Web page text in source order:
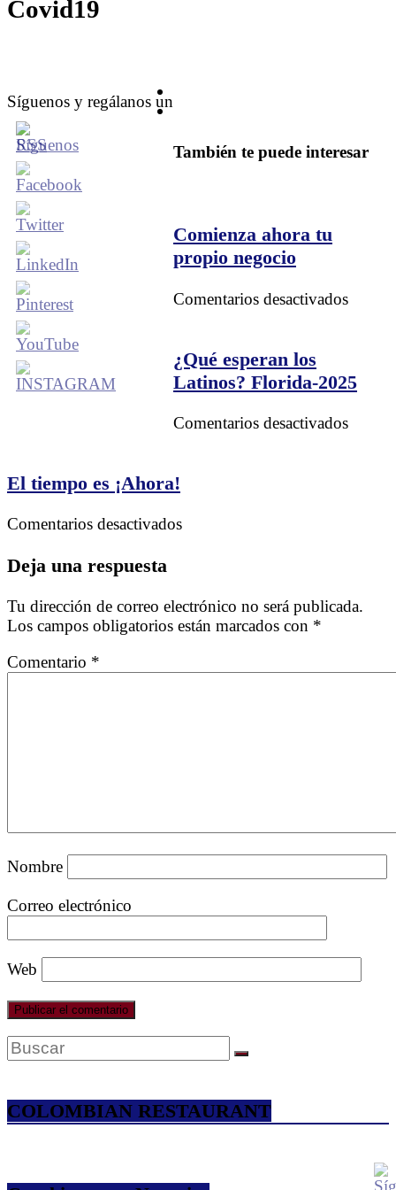
Covid19
Síguenos y regálanos un
También te puede interesar
Comienza ahora tu
propio negocio
Comentarios desactivadosen
propio
¿Qué esperan los
Latinos? Florida-2025
Comentarios desactivadosen
El tiempo es ¡Ahora!
Comentarios desactivadosen
¡Ahora!
Deja una respuesta
Tu dirección de correo electrónico no será publicada.
Los campos obligatorios están marcados con *
Comentario *
Nombre
Correo electrónico
Web
COLOMBIAN RESTAURANT